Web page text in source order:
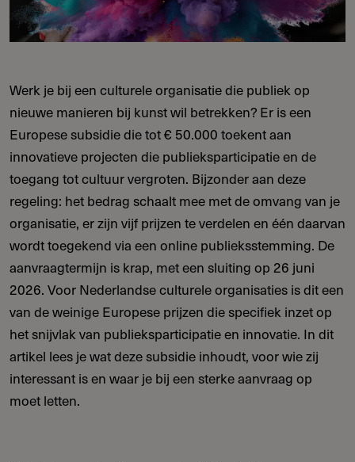
Werk je bij een culturele organisatie die publiek op
nieuwe manieren bij kunst wil betrekken? Er is een
Europese subsidie die tot € 50.000 toekent aan
innovatieve projecten die publieksparticipatie en de
toegang tot cultuur vergroten. Bijzonder aan deze
regeling: het bedrag schaalt mee met de omvang van je
organisatie, er zijn vijf prijzen te verdelen en één daarvan
wordt toegekend via een online publieksstemming. De
aanvraagtermijn is krap, met een sluiting op 26 juni
2026. Voor Nederlandse culturele organisaties is dit een
van de weinige Europese prijzen die specifiek inzet op
het snijvlak van publieksparticipatie en innovatie. In dit
artikel lees je wat deze subsidie inhoudt, voor wie zij
interessant is en waar je bij een sterke aanvraag op
moet letten.